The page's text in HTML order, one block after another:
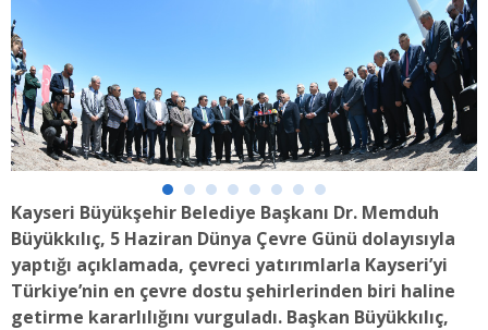
Kayseri Büyükşehir Belediye Başkanı Dr. Memduh
Büyükkılıç, 5 Haziran Dünya Çevre Günü dolayısıyla
yaptığı açıklamada, çevreci yatırımlarla Kayseri’yi
Türkiye’nin en çevre dostu şehirlerinden biri haline
getirme kararlılığını vurguladı. Başkan Büyükkılıç,